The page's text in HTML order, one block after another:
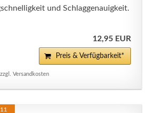
und Schlaggenauigkeit.
12,95 EUR
Preis & Verfügbarkeit*
Versandkosten